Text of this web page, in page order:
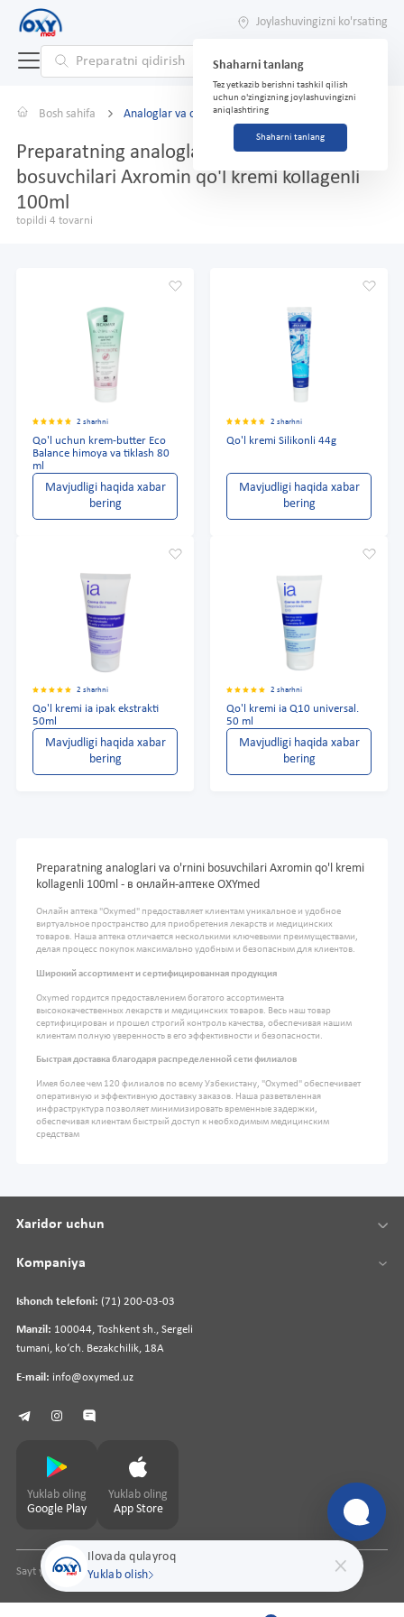
Joylashuvingizni ko'rsating
Shaharni tanlang
Tez yetkazib berishni tashkil qilish
uchun o'zingizning joylashuvingizni
aniqlashtiring
Shaharni tanlang
Bosh sahifa Analoglar va o'rnini bosuvchilar
Preparatning analoglari va o'rnini
bosuvchilari Axromin qo'l kremi kollagenli
100ml
topildi 4 tovarni
2 sharhni
Qo'l uchun krem-butter Eco
Balance himoya va tiklash 80
ml
Mavjudligi haqida xabar
bering
2 sharhni
Qo'l kremi Silikonli 44g
Mavjudligi haqida xabar
bering
2 sharhni
Qo'l kremi ia ipak ekstrakti
50ml
Mavjudligi haqida xabar
bering
2 sharhni
Qo'l kremi ia Q10 universal.
50 ml
Mavjudligi haqida xabar
bering
Preparatning analoglari va o'rnini bosuvchilari Axromin qo'l kremi
kollagenli 100ml - в онлайн-аптеке OXYmed
Онлайн аптека "Oxymed" предоставляет клиентам уникальное и удобное
виртуальное пространство для приобретения лекарств и медицинских
товаров. Наша аптека отличается несколькими ключевыми преимуществами,
делая процесс покупок максимально удобным и безопасным для клиентов.
Широкий ассортимент и сертифицированная продукция
Oxymed гордится предоставлением богатого ассортимента
высококачественных лекарств и медицинских товаров. Весь наш товар
сертифицирован и прошел строгий контроль качества, обеспечивая нашим
клиентам полную уверенность в его эффективности и безопасности.
Быстрая доставка благодаря распределенной сети филиалов
Имея более чем 120 филиалов по всему Узбекистану, "Oxymed" обеспечивает
оперативную и эффективную доставку заказов. Наша разветвленная
инфраструктура позволяет минимизировать временные задержки,
обеспечивая клиентам быстрый доступ к необходимым медицинским
средствам
Ilovada qulayroq
Yuklab olish
Ishonch telefoni: (71) 200-03-03
Manzil: 100044, Toshkent sh., Sergeli
tumani, koʻch. Bezakchilik, 18A
E-mail: info@oxymed.uz
Xaridor uchun
Kompaniya
Yuklab oling
Google Play
Yuklab oling
App Store
Sayt yaratuvchipharmit.uz